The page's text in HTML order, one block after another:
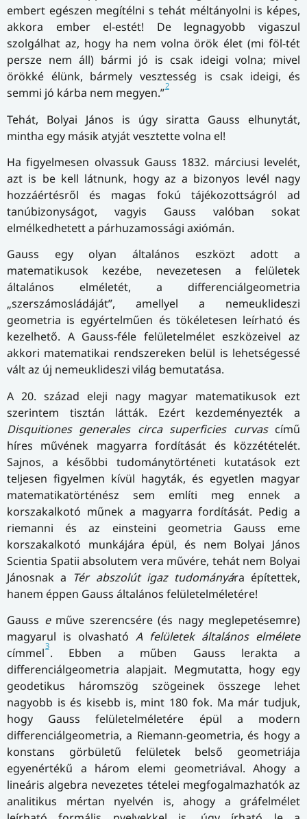
embert egészen megítélni s tehát méltányolni is képes,
akkora ember el-estét! De legnagyobb vigaszul
szolgálhat az, hogy ha nem volna örök élet (mi föl-tét
persze nem áll) bármi jó is csak ideigi volna; mivel
örökké élünk, bármely vesztesség is csak ideigi, és
semmi jó kárba nem megyen.”2
Tehát, Bolyai János is úgy siratta Gauss elhunytát,
mintha egy másik atyját vesztette volna el!
Ha figyelmesen olvassuk Gauss 1832. márciusi levelét,
azt is be kell látnunk, hogy az a bizonyos levél nagy
hozzáértésről és magas fokú tájékozottságról ad
tanúbizonyságot, vagyis Gauss valóban sokat
elmélkedhetett a párhuzamossági axiómán.
Gauss egy olyan általános eszközt adott a
matematikusok kezébe, nevezetesen a felületek
általános elméletét, a differenciálgeometria
„szerszámosládáját”, amellyel a nemeuklideszi
geometria is egyértelműen és tökéletesen leírható és
kezelhető. A Gauss-féle felületelmélet eszközeivel az
akkori matematikai rendszereken belül is lehetségessé
vált az új nemeuklideszi világ bemutatása.
A 20. század eleji nagy magyar matematikusok ezt
szerintem tisztán látták. Ezért kezdeményezték a
Disquitiones generales circa superficies curvascímű
híres művének magyarra fordítását és közzétételét.
Sajnos, a későbbi tudománytörténeti kutatások ezt
teljesen figyelmen kívül hagyták, és egyetlen magyar
matematikatörténész sem említi meg ennek a
korszakalkotó műnek a magyarra fordítását. Pedig a
riemanni és az einsteini geometria Gauss eme
korszakalkotó munkájára épül, és nem Bolyai János
Scientia Spatii absolutem vera művére, tehát nem Bolyai
Jánosnak a Tér abszolút igaz tudományára építettek,
hanem éppen Gauss általános felületelméletére!
Gauss eműve szerencsére (és nagy meglepetésemre)
magyarul is olvasható A felületek általános elmélete
címmel3. Ebben a műben Gauss lerakta a
differenciálgeometria alapjait. Megmutatta, hogy egy
geodetikus háromszög szögeinek összege lehet
nagyobb is és kisebb is, mint 180 fok. Ma már tudjuk,
hogy Gauss felületelméletére épül a modern
differenciálgeometria, a Riemann-geometria, és hogy a
konstans görbületű felületek belső geometriája
egyenértékű a három elemi geometriával. Ahogy a
lineáris algebra nevezetes tételei megfogalmazhatók az
analitikus mértan nyelvén is, ahogy a gráfelmélet